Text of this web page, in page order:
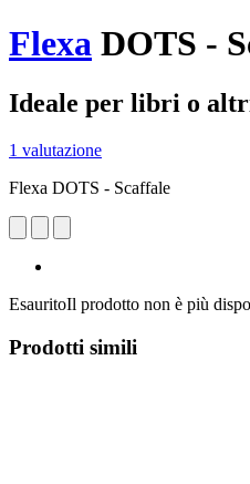
Flexa DOTS -
Ideale per libri o
1 valutazione
Flexa DOTS - Scaffale
EsauritoIl prodotto non è più
Prodotti simili